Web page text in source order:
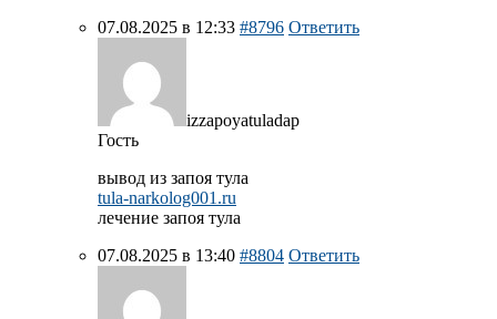
07.08.2025 в 12:33 #8796 Ответить
izzapoyatuladap
Гость
вывод из запоя тула
tula-narkolog001.ru
лечение запоя тула
07.08.2025 в 13:40 #8804 Ответить